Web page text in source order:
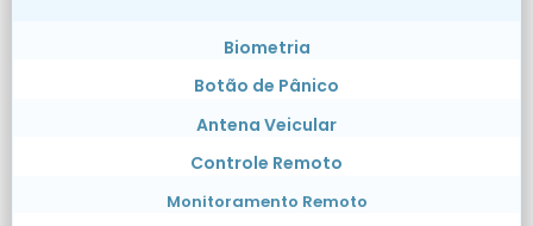
Biometria
Botão de Pânico
Antena Veicular
Controle Remoto
Monitoramento Remoto